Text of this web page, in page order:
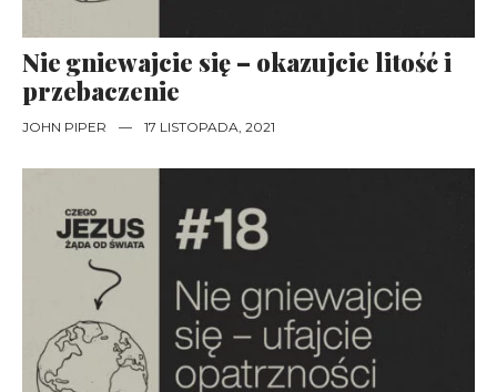
Nie gniewajcie się – okazujcie litość i
przebaczenie
JOHN PIPER — 17 LISTOPADA, 2021